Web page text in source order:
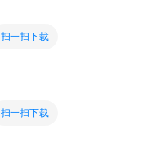
扫一扫下载
扫一扫下载